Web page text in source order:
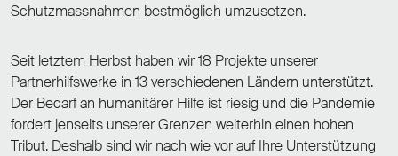
Schutzmassnahmen bestmöglich umzusetzen.
Seit letztem Herbst haben wir 18 Projekte unserer
Partnerhilfswerke in 13 verschiedenen Ländern unterstützt.
Der Bedarf an humanitärer Hilfe ist riesig und die Pandemie
fordert jenseits unserer Grenzen weiterhin einen hohen
Tribut. Deshalb sind wir nach wie vor auf Ihre Unterstützung